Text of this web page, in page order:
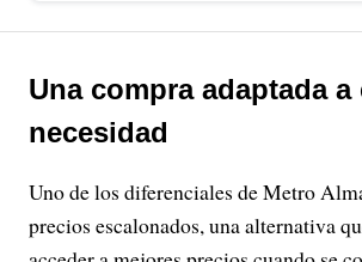
Una compra adaptada a
necesidad
Uno de los diferenciales de Metro
precios escalonados, una alternativa